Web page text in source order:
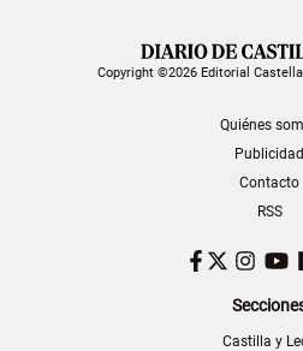
Copyright ©2026 Editorial
Quiénes
Publicidad
Contacto
RSS
Facebook
Twitter
Castilla y